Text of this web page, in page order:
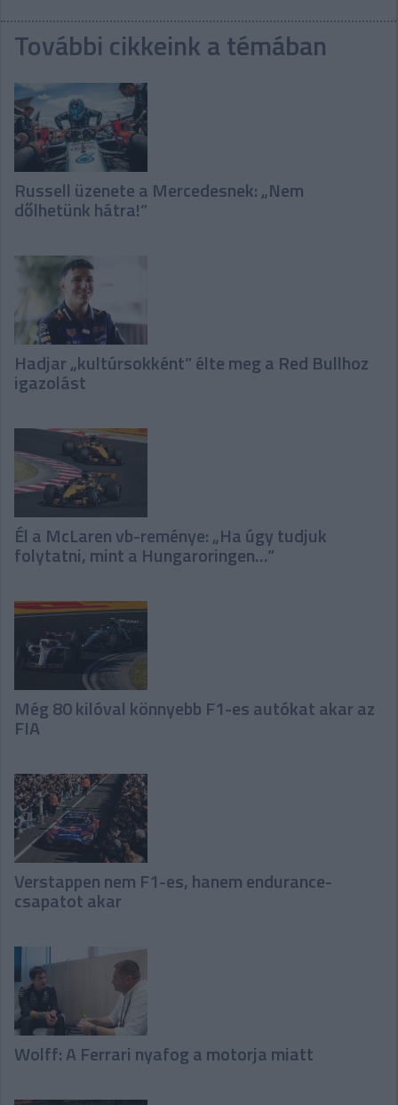
További cikkeink a témában
Russell üzenete a Mercedesnek: „Nem
dőlhetünk hátra!”
Hadjar „kultúrsokként” élte meg a Red Bullhoz
igazolást
Él a McLaren vb-reménye: „Ha úgy tudjuk
folytatni, mint a Hungaroringen…”
Még 80 kilóval könnyebb F1-es autókat akar az
FIA
Verstappen nem F1-es, hanem endurance-
csapatot akar
Wolff: A Ferrari nyafog a motorja miatt